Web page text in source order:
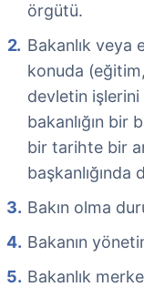
örgütü.
Bakanlık veya
konuda
devletin işlerini
bakanlığın bir
bir tarihte bir
başkanlığında
Bakın olma
Bakanın
Bakanlık